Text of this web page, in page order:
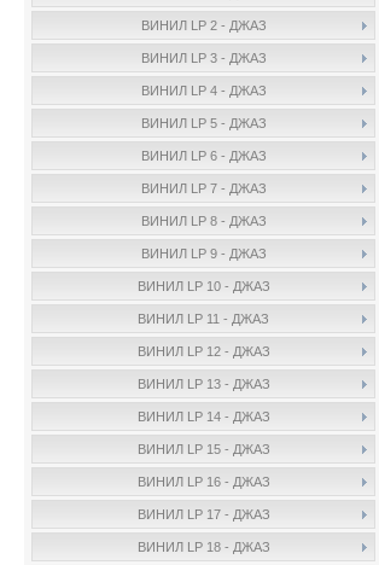
ВИНИЛ LP 2 - ДЖАЗ
ВИНИЛ LP 3 - ДЖАЗ
ВИНИЛ LP 4 - ДЖАЗ
ВИНИЛ LP 5 - ДЖАЗ
ВИНИЛ LP 6 - ДЖАЗ
ВИНИЛ LP 7 - ДЖАЗ
ВИНИЛ LP 8 - ДЖАЗ
ВИНИЛ LP 9 - ДЖАЗ
ВИНИЛ LP 10 - ДЖАЗ
ВИНИЛ LP 11 - ДЖАЗ
ВИНИЛ LP 12 - ДЖАЗ
ВИНИЛ LP 13 - ДЖАЗ
ВИНИЛ LP 14 - ДЖАЗ
ВИНИЛ LP 15 - ДЖАЗ
ВИНИЛ LP 16 - ДЖАЗ
ВИНИЛ LP 17 - ДЖАЗ
ВИНИЛ LP 18 - ДЖАЗ